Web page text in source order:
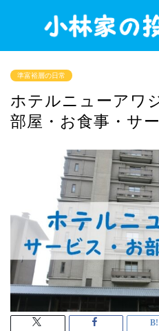
準富裕層の日常
ホテルニューアワ
部屋・お食事・サ